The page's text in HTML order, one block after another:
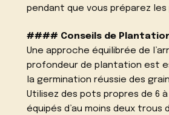
pendant que vous préparez les
#### Conseils de
Une approche équilibrée de
profondeur de plantation est
la germination réussie des
Utilisez des pots propres de 6
équipés d’au moins deux trous